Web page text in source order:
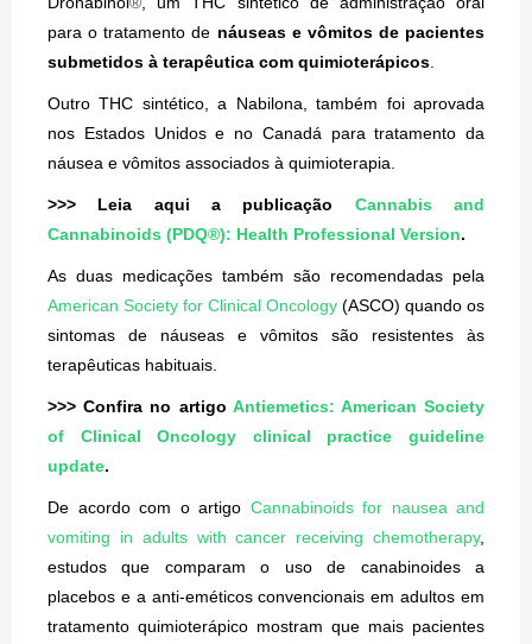
para o tratamento de náuseas e vômitos de pacientes
submetidos à terapêutica com quimioterápicos
Outro THC sintético, a Nabilona, também foi aprovada
nos Estados Unidos e no Canadá para tratamento da
náusea e vômitos associados à quimioterapia.
>>> Leia aqui a publicação Cannabis and
Cannabinoids (PDQ®): Health Professional Version.
As duas medicações também são recomendadas pela
American Society for Clinical Oncology (ASCO) quando os
sintomas de náuseas e vômitos são resistentes às
terapêuticas habituais.
>>> Confira no artigo Antiemetics: American Society
of Clinical Oncology clinical practice guideline
update.
De acordo com o artigo Cannabinoids for nausea and
vomiting in adults with cancer receiving chemotherapy,
estudos que comparam o uso de canabinoides a
placebos e a anti-eméticos convencionais em adultos em
tratamento quimioterápico mostram que mais pacientes